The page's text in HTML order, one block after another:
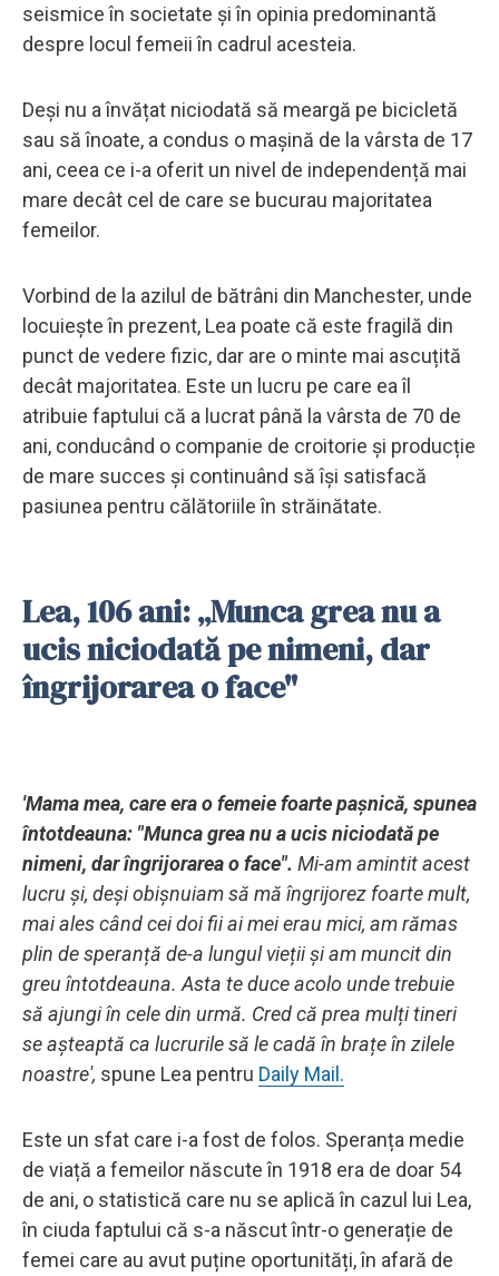
seismice în societate și în opinia predominantă
despre locul femeii în cadrul acesteia.
Deși nu a învățat niciodată să meargă pe bicicletă
sau să înoate, a condus o mașină de la vârsta de 17
ani, ceea ce i-a oferit un nivel de independență mai
mare decât cel de care se bucurau majoritatea
femeilor.
Vorbind de la azilul de bătrâni din Manchester, unde
locuiește în prezent, Lea poate că este fragilă din
punct de vedere fizic, dar are o minte mai ascuțită
decât majoritatea. Este un lucru pe care ea îl
atribuie faptului că a lucrat până la vârsta de 70 de
ani, conducând o companie de croitorie și producție
de mare succes și continuând să își satisfacă
pasiunea pentru călătoriile în străinătate.
Lea, 106 ani: „Munca grea nu a
ucis niciodată pe nimeni, dar
îngrijorarea o face"
'Mama mea, care era o femeie foarte pașnică, spunea
întotdeauna: "Munca grea nu a ucis niciodată pe
nimeni, dar îngrijorarea o face". Mi-am amintit acest
lucru și, deși obișnuiam să mă îngrijorez foarte mult,
mai ales când cei doi fii ai mei erau mici, am rămas
plin de speranță de-a lungul vieții și am muncit din
greu întotdeauna. Asta te duce acolo unde trebuie
să ajungi în cele din urmă. Cred că prea mulți tineri
se așteaptă ca lucrurile să le cadă în brațe în zilele
noastre', spune Lea pentru Daily Mail.
Este un sfat care i-a fost de folos. Speranța medie
de viață a femeilor născute în 1918 era de doar 54
de ani, o statistică care nu se aplică în cazul lui Lea,
în ciuda faptului că s-a născut într-o generație de
femei care au avut puține oportunități, în afară de